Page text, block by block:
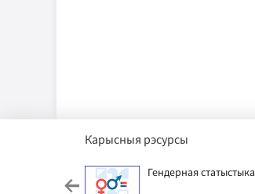
Карысныя рэсурсы
Гендерная статыстыка